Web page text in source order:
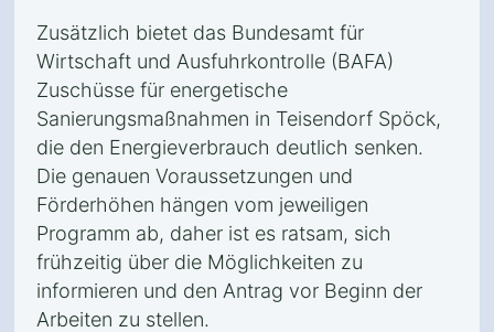
Zusätzlich bietet das Bundesamt für
Wirtschaft und Ausfuhrkontrolle (BAFA)
Zuschüsse für energetische
Sanierungsmaßnahmen in Teisendorf Spöck,
die den Energieverbrauch deutlich senken.
Die genauen Voraussetzungen und
Förderhöhen hängen vom jeweiligen
Programm ab, daher ist es ratsam, sich
frühzeitig über die Möglichkeiten zu
informieren und den Antrag vor Beginn der
Arbeiten zu stellen.